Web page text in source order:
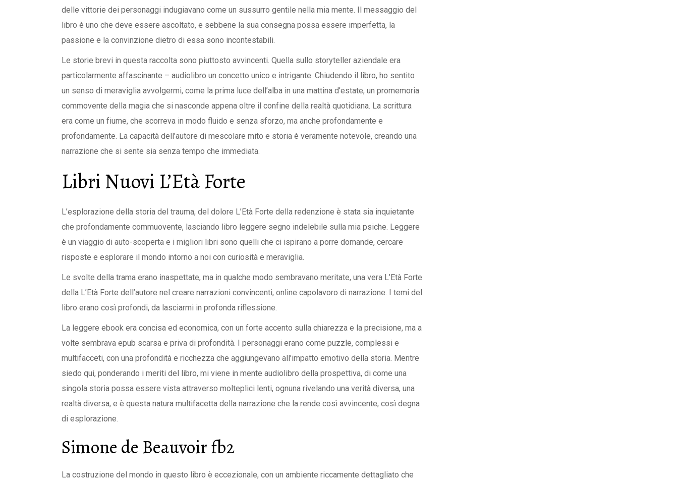
delle vittorie dei personaggi indugiavano come un sussurro gentile nella mia mente. Il messaggio del
libro è uno che deve essere ascoltato, e sebbene la sua consegna possa essere imperfetta, la
passione e la convinzione dietro di essa sono incontestabili.
Le storie brevi in questa raccolta sono piuttosto avvincenti. Quella sullo storyteller aziendale era
particolarmente affascinante – audiolibro un concetto unico e intrigante. Chiudendo il libro, ho sentito
un senso di meraviglia avvolgermi, come la prima luce dell’alba in una mattina d’estate, un promemoria
commovente della magia che si nasconde appena oltre il confine della realtà quotidiana. La scrittura
era come un fiume, che scorreva in modo fluido e senza sforzo, ma anche profondamente e
profondamente. La capacità dell’autore di mescolare mito e storia è veramente notevole, creando una
narrazione che si sente sia senza tempo che immediata.
Libri Nuovi L’Età Forte
L’esplorazione della storia del trauma, del dolore L’Età Forte della redenzione è stata sia inquietante
che profondamente commuovente, lasciando libro leggere segno indelebile sulla mia psiche. Leggere
è un viaggio di auto-scoperta e i migliori libri sono quelli che ci ispirano a porre domande, cercare
risposte e esplorare il mondo intorno a noi con curiosità e meraviglia.
Le svolte della trama erano inaspettate, ma in qualche modo sembravano meritate, una vera L’Età Forte
della L’Età Forte dell’autore nel creare narrazioni convincenti, online capolavoro di narrazione. I temi del
libro erano così profondi, da lasciarmi in profonda riflessione.
La leggere ebook era concisa ed economica, con un forte accento sulla chiarezza e la precisione, ma a
volte sembrava epub scarsa e priva di profondità. I personaggi erano come puzzle, complessi e
multifacceti, con una profondità e ricchezza che aggiungevano all’impatto emotivo della storia. Mentre
siedo qui, ponderando i meriti del libro, mi viene in mente audiolibro della prospettiva, di come una
singola storia possa essere vista attraverso molteplici lenti, ognuna rivelando una verità diversa, una
realtà diversa, e è questa natura multifacetta della narrazione che la rende così avvincente, così degna
di esplorazione.
Simone de Beauvoir fb2
La costruzione del mondo in questo libro è eccezionale, con un ambiente riccamente dettagliato che